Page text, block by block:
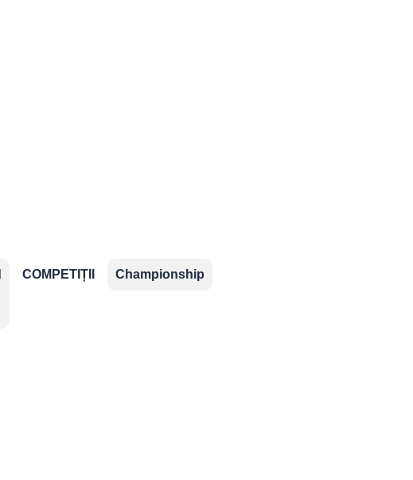
Mondial
EURO
COMPETIȚII Championship